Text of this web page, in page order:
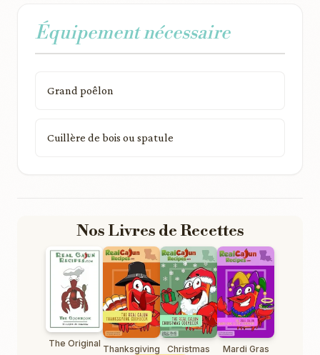
Équipement nécessaire
Grand poêlon
Cuillère de bois ou spatule
Nos Livres de Recettes
The Original Thanksgiving Christmas Mardi Gras